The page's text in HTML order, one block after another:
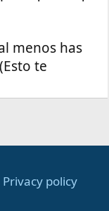
menos has
te
Privacy policy